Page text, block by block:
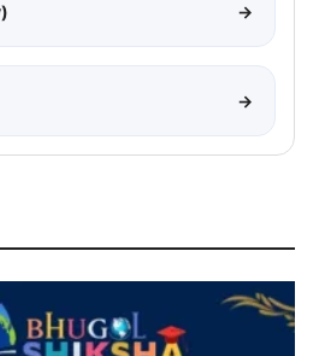
→
→